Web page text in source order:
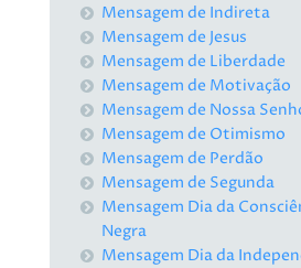
Mensagem de Indireta
Mensagem de Jesus
Mensagem de Liberdade
Mensagem de Motivação
Mensagem de Nossa
Mensagem de Otimismo
Mensagem de Perdão
Mensagem de Segunda
Mensagem Dia da
Negra
Mensagem Dia da